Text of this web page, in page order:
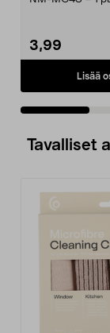
3,99
Lisää
Tavalliset